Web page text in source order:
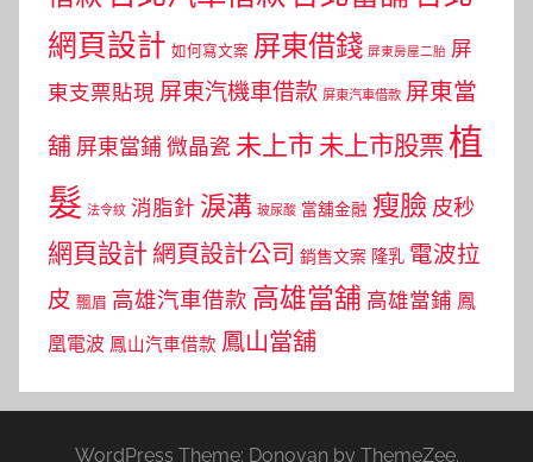
網頁設計 如何寫文案 屏東借錢 屏東房屋二胎 屏
東支票貼現 屏東汽機車借款 屏東汽車借款 屏東當
舖 屏東當鋪 微晶瓷 未上市 未上市股票植
髮 法令紋 消脂針 淚溝 玻尿酸 當舖金融 瘦臉 皮秒
網頁設計 網頁設計公司 銷售文案 隆乳 電波拉
皮 飄眉 高雄汽車借款 高雄當舖 高雄當鋪 鳳
凰電波 鳳山汽車借款 鳳山當舖
WordPress Theme: Donovan by ThemeZee.